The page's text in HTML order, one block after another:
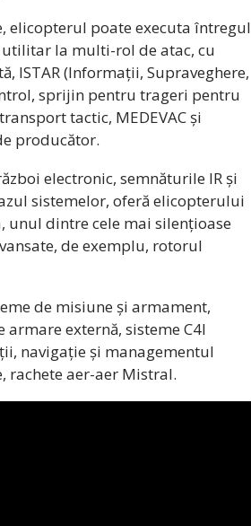
elicopterul poate executa întregul
la multi-rol de atac, cu
ISTAR (Informații, Supraveghere,
sprijin pentru trageri pentru
tactic, MEDEVAC și
producător.
electronic, semnăturile IR și
sistemelor, oferă elicopterului
unul dintre cele mai silențioase
de exemplu, rotorul
de misiune și armament,
externă, sisteme C4I
navigație și managementul
rachete aer-aer Mistral.